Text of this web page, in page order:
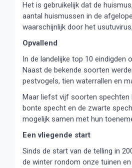
Het is gebruikelijk dat de
aantal huismussen in de
waarschijnlijk door het
Opvallend
In de landelijke top 10 eindigden
Naast de bekende soorten
pestvogels, tien waterrallen en
Maar liefst vijf soorten spechten
bonte specht en de zwarte
mogelijk samen met hun
Een vliegende start
Sinds de start van de telling in
de winter rondom onze tuinen